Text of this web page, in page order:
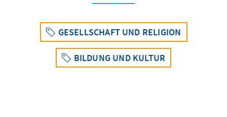
GESELLSCHAFT UND RELIGION
BILDUNG UND KULTUR